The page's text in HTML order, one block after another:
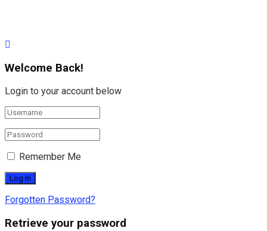
Welcome Back!
Login to your account below
Remember Me
Forgotten Password?
Retrieve your password